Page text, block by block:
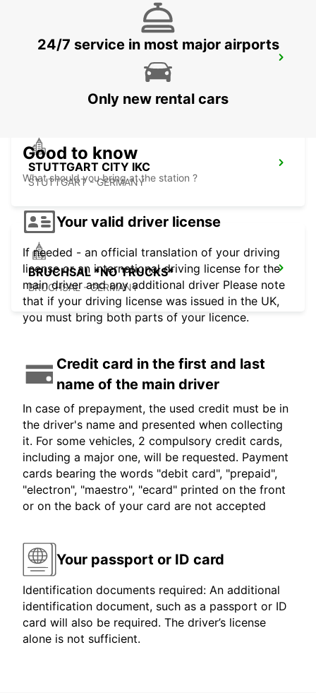
STUTTGART MAINSTATION -IKC-
STUTTGART CITY IKC
STUTTGART - GERMANY
BRUCHSAL *NO TRUCKS*
BRUCHSAL - GERMANY
24/7 service in most major airports
Only new rental cars
Good to know
What should you bring at the station ?
Your valid driver license
If needed - an official translation of your driving
license or an international driving license for the
main driver and any additional driver Please note
that if your driving license was issued in the UK,
you must bring both parts of your licence.
Credit card in the first and last
name of the main driver
In case of prepayment, the used credit must be in
the driver's name and presented when collecting
it. For some vehicles, 2 compulsory credit cards,
including a major one, will be requested. Payment
cards bearing the words "debit card", "prepaid",
"electron", "maestro", "ecard" printed on the front
or on the back of your card are not accepted
Your passport or ID card
Identification documents required: An additional
identification document, such as a passport or ID
card will also be required. The driver’s license
alone is not sufficient.